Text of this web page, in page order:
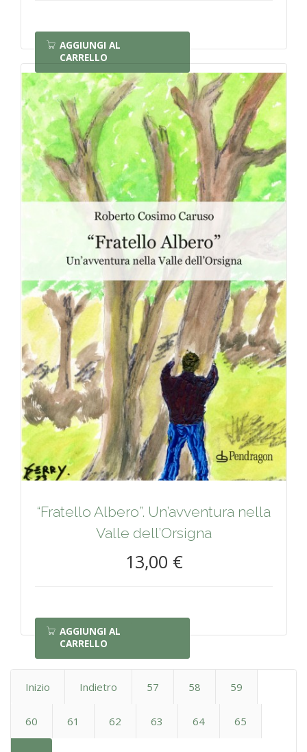
AGGIUNGI AL
CARRELLO
“Fratello Albero”. Un’avventura nella
Valle dell’Orsigna
13,00 €
AGGIUNGI AL
CARRELLO
Inizio Indietro 57 58 59
60 61 62 63 64 65